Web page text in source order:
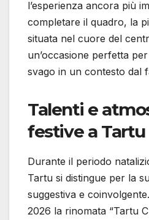
l’esperienza ancora più
completare il quadro, la
situata nel cuore del
un’occasione perfetta
svago in un contesto dal
Talenti e
festive a Tartu
Durante il periodo
Tartu si distingue per la
suggestiva e
2026 la rinomata “Tartu